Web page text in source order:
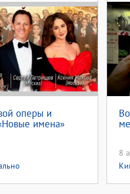
оперы и
имена»
8